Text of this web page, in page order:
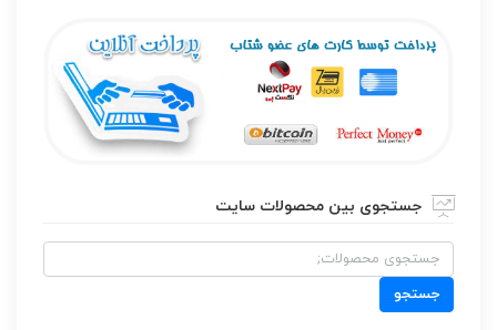
جستجوی بین محصولات سایت
جستجو
برای:
جستجو